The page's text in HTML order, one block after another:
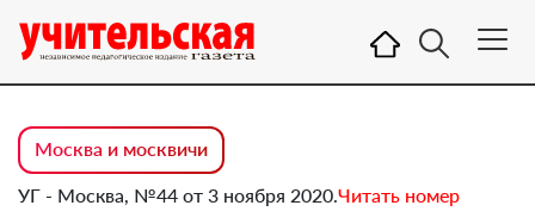
Москва и москвичи
УГ - Москва, №44 от 3 ноября 2020.Читать номер